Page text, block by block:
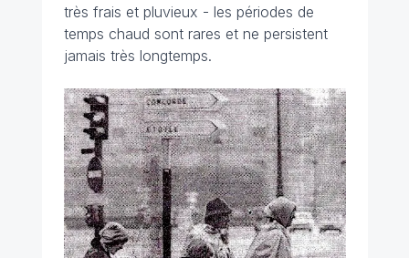
très frais et pluvieux - les périodes de
temps chaud sont rares et ne persistent
jamais très longtemps.